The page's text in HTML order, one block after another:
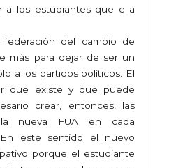
a los estudiantes que ella
del cambio de
más para dejar de ser un
a los partidos políticos. El
que existe y que puede
crear, entonces, las
nueva FUA en cada
En este sentido el nuevo
porque el estudiante